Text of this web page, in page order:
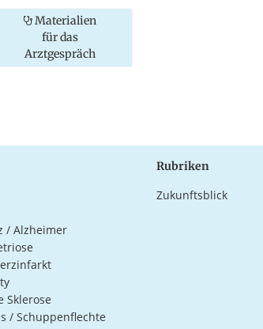
Materialien
für das
Arztgespräch
/ Alzheimer
Sklerose
/ Schuppenflechte
Rubriken
Zukunftsblick